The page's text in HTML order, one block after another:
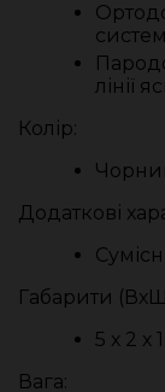
лінії
Колір:
Додаткові
Габарити
5 х 2 х
Вага: